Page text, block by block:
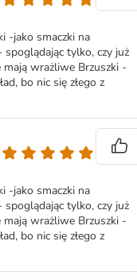
-jako smaczki na
spoglądając tylko, czy już
mają wrażliwe Brzuszki -
bo nic się złego z
-jako smaczki na
spoglądając tylko, czy już
mają wrażliwe Brzuszki -
bo nic się złego z